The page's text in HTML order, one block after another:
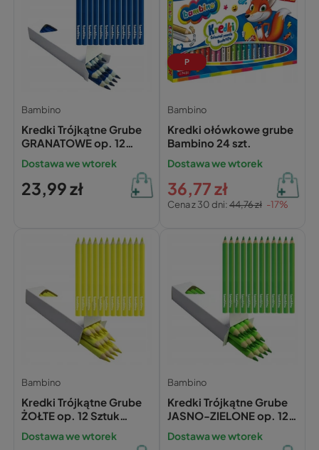
Bambino
Kredki Trójkątne Grube
GRANATOWE op. 12
Sztuk Bambino
Dostawa we wtorek
23,99 zł
P
Bambino
Kredki ołówkowe grube
Bambino 24 szt.
Dostawa we wtorek
36,77 zł
Cena z 30 dni:44,76 zł -17%
Bambino
Kredki Trójkątne Grube
ŻOŁTE op. 12 Sztuk
Bambino
Dostawa we wtorek
Bambino
Kredki Trójkątne Grube
JASNO-ZIELONE op. 12
Sztuk Bambino
Dostawa we wtorek